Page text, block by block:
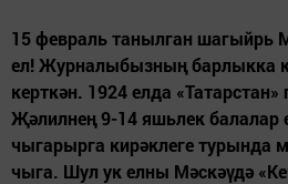
15 февраль танылган шагыйрь
ел! Журналыбызның барлыкка
керткән. 1924 елда
Җәлилнең 9-14 яшьлек балалар
чыгарырга кирәклеге турында
чыга. Шул ук елны Мәскәүдә